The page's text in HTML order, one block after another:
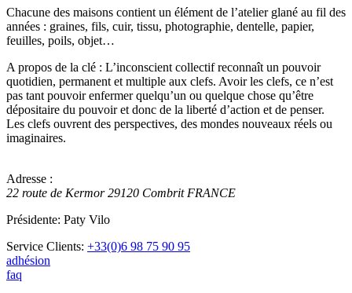
Chacune des maisons contient un élément de l’atelier glané au fil des
années : graines, fils, cuir, tissu, photographie, dentelle, papier,
feuilles, poils, objet…
A propos de la clé : L’inconscient collectif reconnaît un pouvoir
quotidien, permanent et multiple aux clefs. Avoir les clefs, ce n’est
pas tant pouvoir enfermer quelqu’un ou quelque chose qu’être
dépositaire du pouvoir et donc de la liberté d’action et de penser.
Les clefs ouvrent des perspectives, des mondes nouveaux réels ou
imaginaires.
Adresse :
22 route de Kermor 29120 Combrit FRANCE
Présidente: Paty Vilo
Service Clients: +33(0)6 98 75 90 95
adhésion
faq